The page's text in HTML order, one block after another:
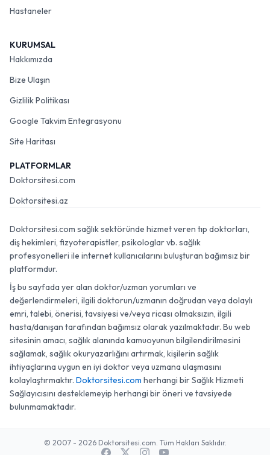
Hastaneler
KURUMSAL
Hakkımızda
Bize Ulaşın
Gizlilik Politikası
Google Takvim Entegrasyonu
Site Haritası
PLATFORMLAR
Doktorsitesi.com
Doktorsitesi.az
Doktorsitesi.com sağlık sektöründe hizmet veren tıp doktorları,
diş hekimleri, fizyoterapistler, psikologlar vb. sağlık
profesyonelleri ile internet kullanıcılarını buluşturan bağımsız bir
platformdur.
İş bu sayfada yer alan doktor/uzman yorumları ve
değerlendirmeleri, ilgili doktorun/uzmanın doğrudan veya dolaylı
emri, talebi, önerisi, tavsiyesi ve/veya ricası olmaksızın, ilgili
hasta/danışan tarafından bağımsız olarak yazılmaktadır. Bu web
sitesinin amacı, sağlık alanında kamuoyunun bilgilendirilmesini
sağlamak, sağlık okuryazarlığını artırmak, kişilerin sağlık
ihtiyaçlarına uygun en iyi doktor veya uzmana ulaşmasını
kolaylaştırmaktır. Doktorsitesi.com herhangi bir Sağlık Hizmeti
Sağlayıcısını desteklemeyip herhangi bir öneri ve tavsiyede
bulunmamaktadır.
© 2007 - 2026 Doktorsitesi.com. Tüm Hakları Saklıdır.